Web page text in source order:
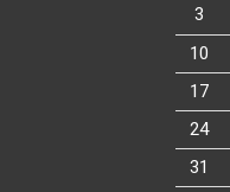
3
10
17
24
31